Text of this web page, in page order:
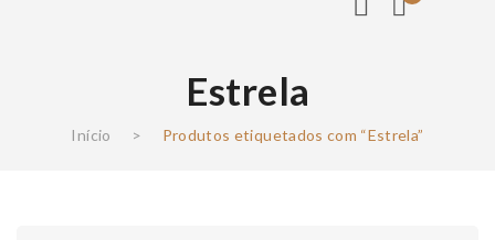
Estrela
Início > Produtos etiquetados com “Estrela”